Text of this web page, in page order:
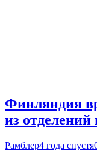
Финляндия
из отделений
Рамблер4 года спустя